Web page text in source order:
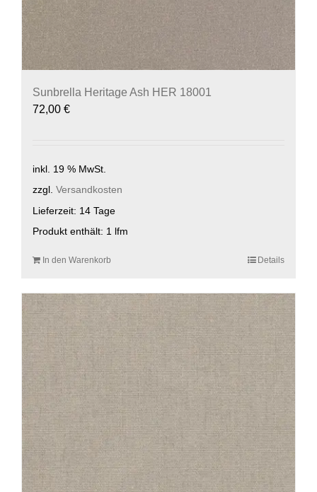
Sunbrella Heritage Ash HER 18001
72,00 €
inkl. 19 % MwSt.
zzgl. Versandkosten
Lieferzeit: 14 Tage
Produkt enthält: 1 lfm
In den Warenkorb Details